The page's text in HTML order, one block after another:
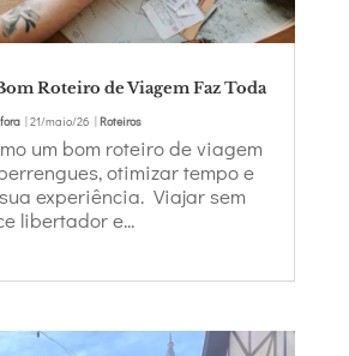
Roteiro de Viagem Faz Toda
| 21/maio/26 Roteiros
um bom roteiro de viagem
otimizar tempo e
experiência. Viajar sem
libertador e...